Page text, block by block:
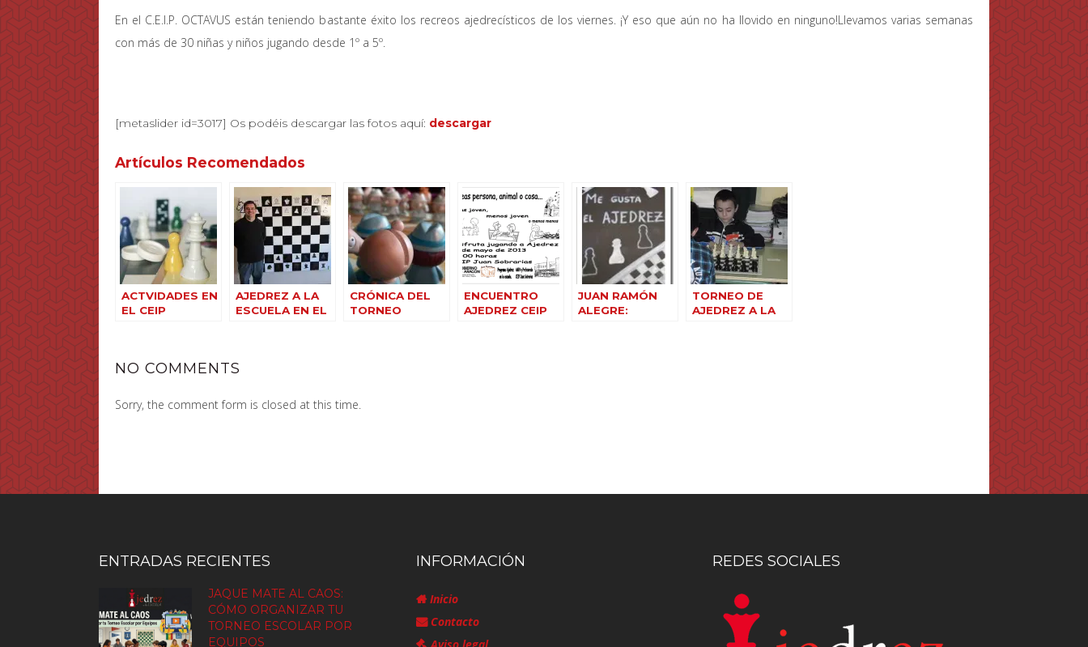
En el C.E.I.P. OCTAVUS están teniendo bastante éxito los recreos ajedrecísticos de los viernes. ¡Y eso que aún no ha llovido en ninguno!Llevamos varias semanas
con más de 30 niñas y niños jugando desde 1º a 5º.
[metaslider id=3017] Os podéis descargar las fotos aquí: descargar
Artículos Recomendados
ACTVIDADES EN
EL CEIP
AJEDREZ A LA
ESCUELA EN EL
CRÓNICA DEL
TORNEO
ENCUENTRO
AJEDREZ CEIP
JUAN RAMÓN
ALEGRE:
TORNEO DE
AJEDREZ A LA
NO COMMENTS
Sorry, the comment form is closed at this time.
ENTRADAS RECIENTES
JAQUE MATE AL CAOS:
CÓMO ORGANIZAR TU
TORNEO ESCOLAR POR
EQUIPOS
INFORMACIÓN
Inicio
Contacto
REDES SOCIALES